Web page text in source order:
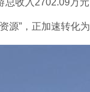
收入2702.09万
”，正加速转化为